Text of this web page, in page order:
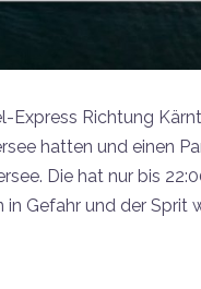
Express Richtung
hatten und einen
Die hat nur bis
Gefahr und der Sprit